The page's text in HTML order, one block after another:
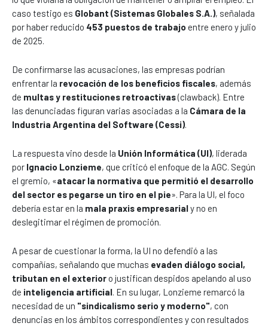
caso testigo es Globant (Sistemas Globales S.A.), señalada
por haber reducido 453 puestos de trabajo entre enero y julio
de 2025.
De confirmarse las acusaciones, las empresas podrían
enfrentar la revocación de los beneficios fiscales, además
de multas y restituciones retroactivas(clawback). Entre
las denunciadas figuran varias asociadas a la Cámara de la
Industria Argentina del Software (Cessi).
La respuesta vino desde la Unión Informática (UI), liderada
por Ignacio Lonzieme, que criticó el enfoque de la AGC. Según
el gremio, «atacar la normativa que permitió el desarrollo
del sector es pegarse un tiro en el pie». Para la UI, el foco
debería estar en la mala praxis empresarialy no en
deslegitimar el régimen de promoción.
A pesar de cuestionar la forma, la UI no defendió a las
compañías, señalando que muchas evaden diálogo social,
tributan en el exterior o justifican despidos apelando al uso
de inteligencia artificial. En su lugar, Lonzieme remarcó la
necesidad de un "sindicalismo serio y moderno", con
denuncias en los ámbitos correspondientes y con resultados